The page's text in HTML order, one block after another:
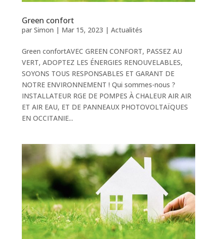
Green confort
par Simon | Mar 15, 2023 | Actualités
Green confortAVEC GREEN CONFORT, PASSEZ AU
VERT, ADOPTEZ LES ÉNERGIES RENOUVELABLES,
SOYONS TOUS RESPONSABLES ET GARANT DE
NOTRE ENVIRONNEMENT ! Qui sommes-nous ?
INSTALLATEUR RGE DE POMPES À CHALEUR AIR AIR
ET AIR EAU, ET DE PANNEAUX PHOTOVOLTAÏQUES
EN OCCITANIE...